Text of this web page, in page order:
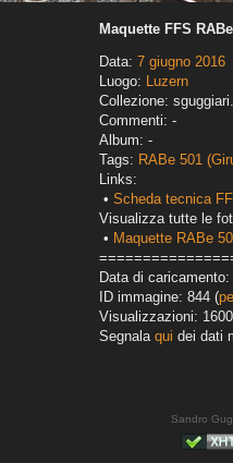
Maquette FFS
Data: 7 giugno 2016
Luogo: Luzern
Collezione:
Commenti: -
Album: -
Tags: RABe 501
Links:
• Scheda tecnica
Visualizza tutte le
• Maquette RABe
Data di caricamento:
ID immagine: 844 (
Visualizzazioni: 1600
Segnala qui dei dati
Sandro